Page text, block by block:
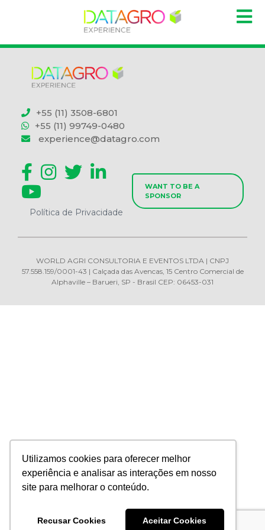
Utilizamos cookies para oferecer melhor
experiência e analisar as interações em nosso
site para melhorar o conteúdo.
Recusar Cookies Aceitar Cookies
+55 (11) 3508-6801
+55 (11) 99749-0480
experience@datagro.com
Política de Privacidade
WANT TO BE A
SPONSOR
WORLD AGRI CONSULTORIA E EVENTOS LTDA | CNPJ
57.558.159/0001-43 | Calçada das Avencas, 15 Centro Comercial de
Alphaville – Barueri, SP - Brasil CEP: 06453-031